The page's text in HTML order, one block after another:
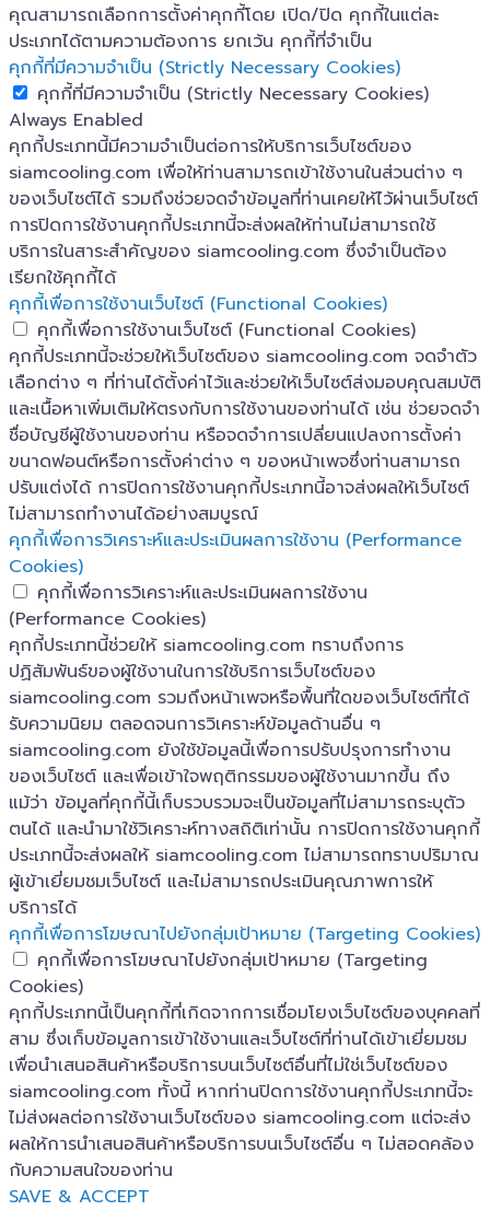
คุณสามารถเลือกการตั้งค่าคุกกี้โดย เปิด/ปิด คุกกี้ในแต่ละ
ประเภทได้ตามความต้องการ ยกเว้น คุกกี้ที่จำเป็น
คุกกี้ที่มีความจำเป็น (Strictly Necessary Cookies)
คุกกี้ที่มีความจำเป็น (Strictly Necessary Cookies)
Always Enabled
คุกกี้ประเภทนี้มีความจำเป็นต่อการให้บริการเว็บไซต์ของ
siamcooling.com เพื่อให้ท่านสามารถเข้าใช้งานในส่วนต่าง ๆ
ของเว็บไซต์ได้ รวมถึงช่วยจดจำข้อมูลที่ท่านเคยให้ไว้ผ่านเว็บไซต์
การปิดการใช้งานคุกกี้ประเภทนี้จะส่งผลให้ท่านไม่สามารถใช้
บริการในสาระสำคัญของ siamcooling.com ซึ่งจำเป็นต้อง
เรียกใช้คุกกี้ได้
คุกกี้เพื่อการใช้งานเว็บไซต์ (Functional Cookies)
คุกกี้เพื่อการใช้งานเว็บไซต์ (Functional Cookies)
คุกกี้ประเภทนี้จะช่วยให้เว็บไซต์ของ siamcooling.com จดจำตัว
เลือกต่าง ๆ ที่ท่านได้ตั้งค่าไว้และช่วยให้เว็บไซต์ส่งมอบคุณสมบัติ
และเนื้อหาเพิ่มเติมให้ตรงกับการใช้งานของท่านได้ เช่น ช่วยจดจำ
ชื่อบัญชีผู้ใช้งานของท่าน หรือจดจำการเปลี่ยนแปลงการตั้งค่า
ขนาดฟอนต์หรือการตั้งค่าต่าง ๆ ของหน้าเพจซึ่งท่านสามารถ
ปรับแต่งได้ การปิดการใช้งานคุกกี้ประเภทนี้อาจส่งผลให้เว็บไซต์
ไม่สามารถทำงานได้อย่างสมบูรณ์
คุกกี้เพื่อการวิเคราะห์และประเมินผลการใช้งาน (Performance
Cookies)
คุกกี้เพื่อการวิเคราะห์และประเมินผลการใช้งาน
(Performance Cookies)
คุกกี้ประเภทนี้ช่วยให้ siamcooling.com ทราบถึงการ
ปฏิสัมพันธ์ของผู้ใช้งานในการใช้บริการเว็บไซต์ของ
siamcooling.com รวมถึงหน้าเพจหรือพื้นที่ใดของเว็บไซต์ที่ได้
รับความนิยม ตลอดจนการวิเคราะห์ข้อมูลด้านอื่น ๆ
siamcooling.com ยังใช้ข้อมูลนี้เพื่อการปรับปรุงการทำงาน
ของเว็บไซต์ และเพื่อเข้าใจพฤติกรรมของผู้ใช้งานมากขึ้น ถึง
แม้ว่า ข้อมูลที่คุกกี้นี้เก็บรวบรวมจะเป็นข้อมูลที่ไม่สามารถระบุตัว
ตนได้ และนำมาใช้วิเคราะห์ทางสถิติเท่านั้น การปิดการใช้งานคุกกี้
ประเภทนี้จะส่งผลให้ siamcooling.com ไม่สามารถทราบปริมาณ
ผู้เข้าเยี่ยมชมเว็บไซต์ และไม่สามารถประเมินคุณภาพการให้
บริการได้
คุกกี้เพื่อการโฆษณาไปยังกลุ่มเป้าหมาย (Targeting Cookies)
คุกกี้เพื่อการโฆษณาไปยังกลุ่มเป้าหมาย (Targeting
Cookies)
คุกกี้ประเภทนี้เป็นคุกกี้ที่เกิดจากการเชื่อมโยงเว็บไซต์ของบุคคลที่
สาม ซึ่งเก็บข้อมูลการเข้าใช้งานและเว็บไซต์ที่ท่านได้เข้าเยี่ยมชม
เพื่อนำเสนอสินค้าหรือบริการบนเว็บไซต์อื่นที่ไม่ใช่เว็บไซต์ของ
siamcooling.com ทั้งนี้ หากท่านปิดการใช้งานคุกกี้ประเภทนี้จะ
ไม่ส่งผลต่อการใช้งานเว็บไซต์ของ siamcooling.com แต่จะส่ง
ผลให้การนำเสนอสินค้าหรือบริการบนเว็บไซต์อื่น ๆ ไม่สอดคล้อง
กับความสนใจของท่าน
SAVE & ACCEPT